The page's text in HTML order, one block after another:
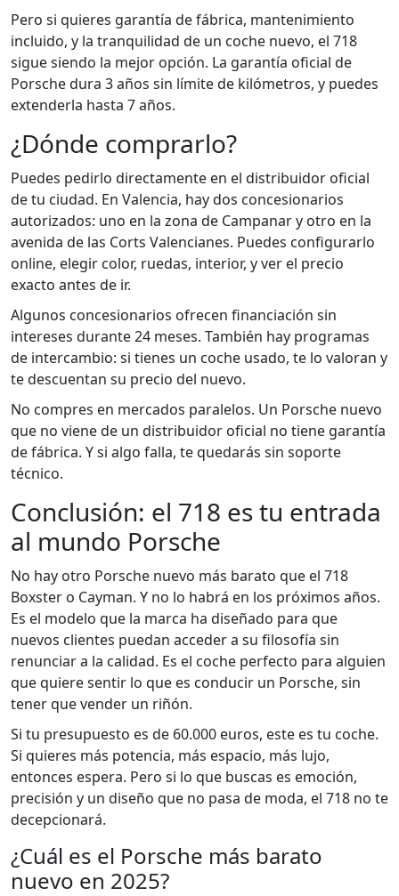
Pero si quieres garantía de fábrica, mantenimiento
incluido, y la tranquilidad de un coche nuevo, el 718
sigue siendo la mejor opción. La garantía oficial de
Porsche dura 3 años sin límite de kilómetros, y puedes
extenderla hasta 7 años.
¿Dónde comprarlo?
Puedes pedirlo directamente en el distribuidor oficial
de tu ciudad. En Valencia, hay dos concesionarios
autorizados: uno en la zona de Campanar y otro en la
avenida de las Corts Valencianes. Puedes configurarlo
online, elegir color, ruedas, interior, y ver el precio
exacto antes de ir.
Algunos concesionarios ofrecen financiación sin
intereses durante 24 meses. También hay programas
de intercambio: si tienes un coche usado, te lo valoran y
te descuentan su precio del nuevo.
No compres en mercados paralelos. Un Porsche nuevo
que no viene de un distribuidor oficial no tiene garantía
de fábrica. Y si algo falla, te quedarás sin soporte
técnico.
Conclusión: el 718 es tu entrada
al mundo Porsche
No hay otro Porsche nuevo más barato que el 718
Boxster o Cayman. Y no lo habrá en los próximos años.
Es el modelo que la marca ha diseñado para que
nuevos clientes puedan acceder a su filosofía sin
renunciar a la calidad. Es el coche perfecto para alguien
que quiere sentir lo que es conducir un Porsche, sin
tener que vender un riñón.
Si tu presupuesto es de 60.000 euros, este es tu coche.
Si quieres más potencia, más espacio, más lujo,
entonces espera. Pero si lo que buscas es emoción,
precisión y un diseño que no pasa de moda, el 718 no te
decepcionará.
¿Cuál es el Porsche más barato
nuevo en 2025?